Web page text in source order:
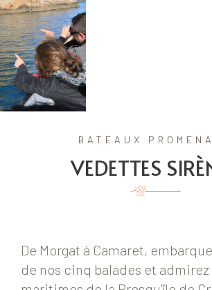
BATEAUX
VEDETTES
De Morgat à Camaret,
de nos cinq balades et